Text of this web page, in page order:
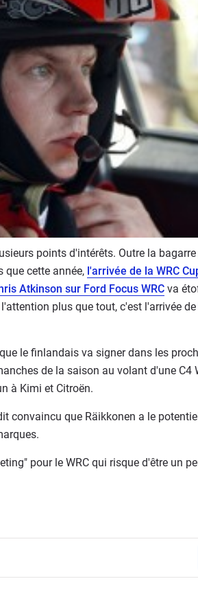
points d'intérêts. Outre la
que cette année, l'arrivée de la WRC
Atkinson sur Ford Focus WRC va
plus que tout, c'est l'arrivée de
le finlandais va signer dans les
de la saison au volant d'une C4
à Kimi et Citroën.
convaincu que Räikkonen a le
pour le WRC qui risque d'être un